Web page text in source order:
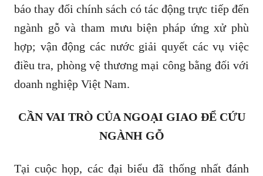
báo thay đổi chính sách có tác động trực tiếp đến
ngành gỗ và tham mưu biện pháp ứng xử phù
hợp; vận động các nước giải quyết các vụ việc
điều tra, phòng vệ thương mại công bằng đối với
doanh nghiệp Việt Nam.
CẦN VAI TRÒ CỦA NGOẠI GIAO ĐỂ CỨU
NGÀNH GỖ
Tại cuộc họp, các đại biểu đã thống nhất đánh